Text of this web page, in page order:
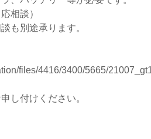
相談）
も別途承ります。
files/4416/3400/5665/
し付けください。